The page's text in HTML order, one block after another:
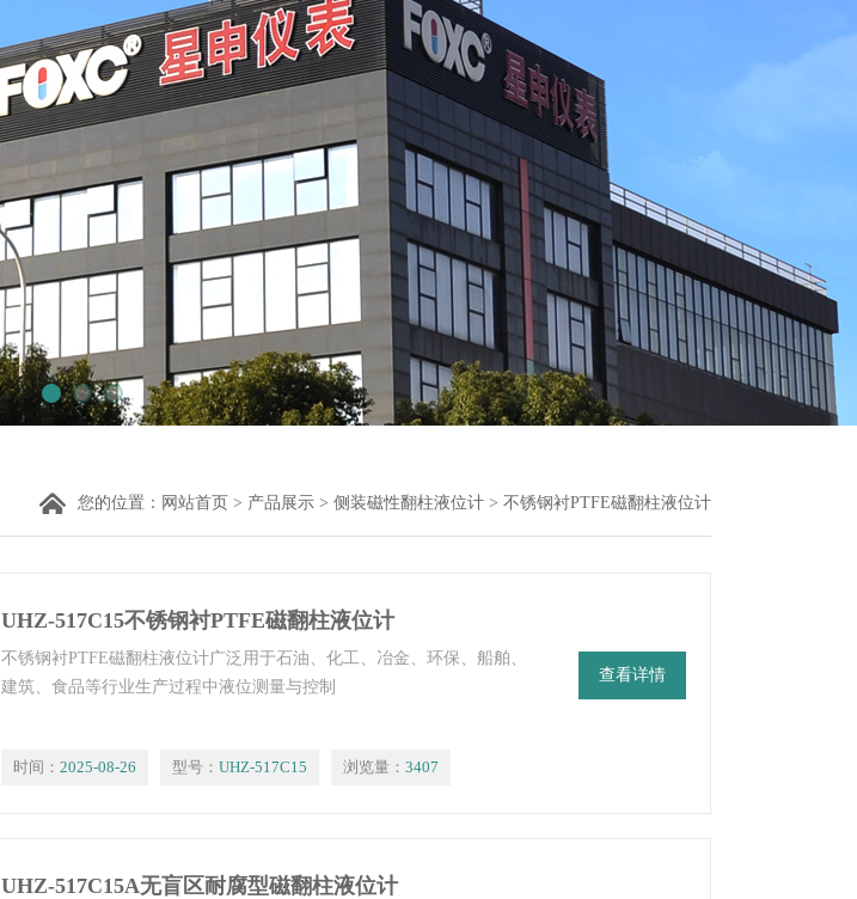
您的位置： 网站首页 > 产品展示 > 侧装磁性翻柱液位计 > 不锈钢衬PTFE磁翻柱液位计
UHZ-517C15不锈钢衬PTFE磁翻柱液位计
不锈钢衬PTFE磁翻柱液位计广泛用于石油、化工、冶金、环保、船舶、
建筑、食品等行业生产过程中液位测量与控制
时间： 2025-08-26 型号： UHZ-517C15 浏览量： 3407
查看详情
UHZ-517C15A无盲区耐腐型磁翻柱液位计